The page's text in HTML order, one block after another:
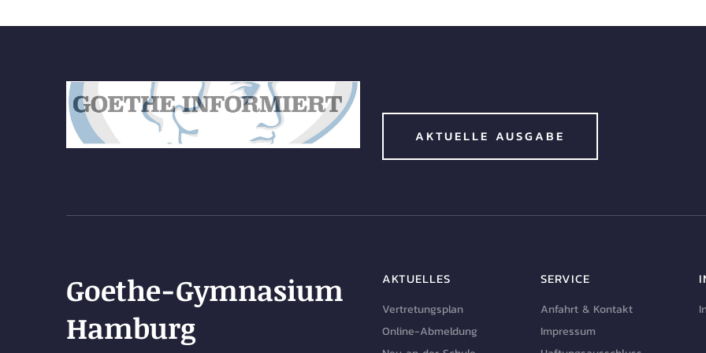
AKTUELLE AUSGABE
Goethe-Gymnasium
Hamburg
AKTUELLES
Vertretungsplan
Online-Abmeldung
SERVICE
Anfahrt & Kontakt
Impressum